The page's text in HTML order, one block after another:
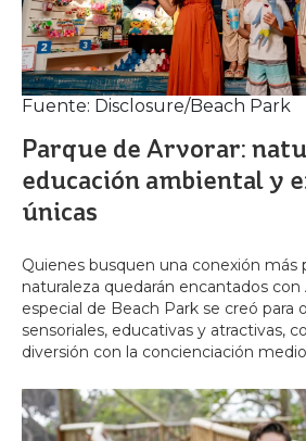
Fuente: Disclosure/Beach Park
Parque de Arvorar:
educación ambiental y
únicas
Quienes busquen una conexión más
naturaleza quedarán encantados con
especial de Beach Park se creó para
sensoriales, educativas y atractivas,
diversión con la concienciación